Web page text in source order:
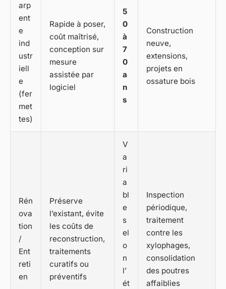
arp
ent
e
ind
ustr
iell
e
(fer
met
tes)
Rapide à poser,
coût maîtrisé,
conception sur
mesure
assistée par
logiciel
5
0
à
7
0
a
n
s
Construction
neuve,
extensions,
projets en
ossature bois
Rén
ova
tion
/
Ent
reti
en
Préserve
l’existant, évite
les coûts de
reconstruction,
traitements
curatifs ou
préventifs
V
a
ri
a
bl
e
s
el
o
n
l’
ét
Inspection
périodique,
traitement
contre les
xylophages,
consolidation
des poutres
affaiblies